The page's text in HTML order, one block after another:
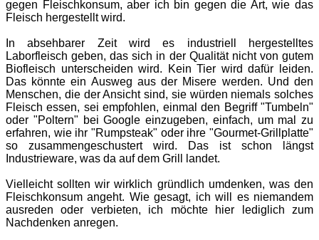
gegen Fleischkonsum, aber ich bin gegen die Art, wie das
Fleisch hergestellt wird.
In absehbarer Zeit wird es industriell hergestelltes
Laborfleisch geben, das sich in der Qualität nicht von gutem
Biofleisch unterscheiden wird. Kein Tier wird dafür leiden.
Das könnte ein Ausweg aus der Misere werden. Und den
Menschen, die der Ansicht sind, sie würden niemals solches
Fleisch essen, sei empfohlen, einmal den Begriff "Tumbeln"
oder "Poltern" bei Google einzugeben, einfach, um mal zu
erfahren, wie ihr "Rumpsteak" oder ihre "Gourmet-Grillplatte"
so zusammengeschustert wird. Das ist schon längst
Industrieware, was da auf dem Grill landet.
Vielleicht sollten wir wirklich gründlich umdenken, was den
Fleischkonsum angeht. Wie gesagt, ich will es niemandem
ausreden oder verbieten, ich möchte hier lediglich zum
Nachdenken anregen.